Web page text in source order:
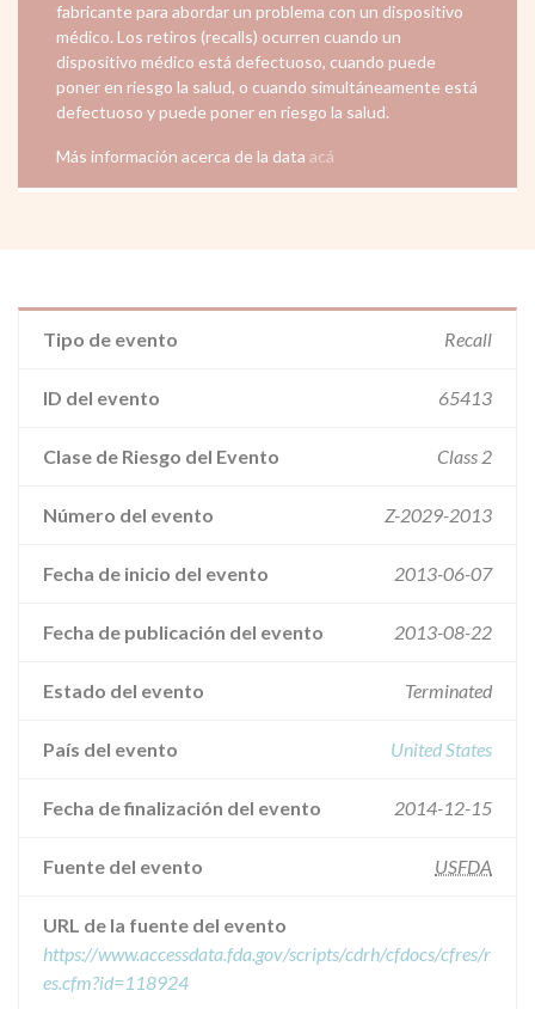
fabricante para abordar un problema con un dispositivo
médico. Los retiros (recalls) ocurren cuando un
dispositivo médico está defectuoso, cuando puede
poner en riesgo la salud, o cuando simultáneamente está
defectuoso y puede poner en riesgo la salud.
Más información acerca de la data acá
Tipo de evento Recall
ID del evento 65413
Clase de Riesgo del Evento Class 2
Número del evento Z-2029-2013
Fecha de inicio del evento 2013-06-07
Fecha de publicación del evento 2013-08-22
Estado del evento Terminated
País del evento United States
Fecha de finalización del evento 2014-12-15
Fuente del evento USFDA
URL de la fuente del evento
https://www.accessdata.fda.gov/scripts/cdrh/cfdocs/cfres/r
es.cfm?id=118924